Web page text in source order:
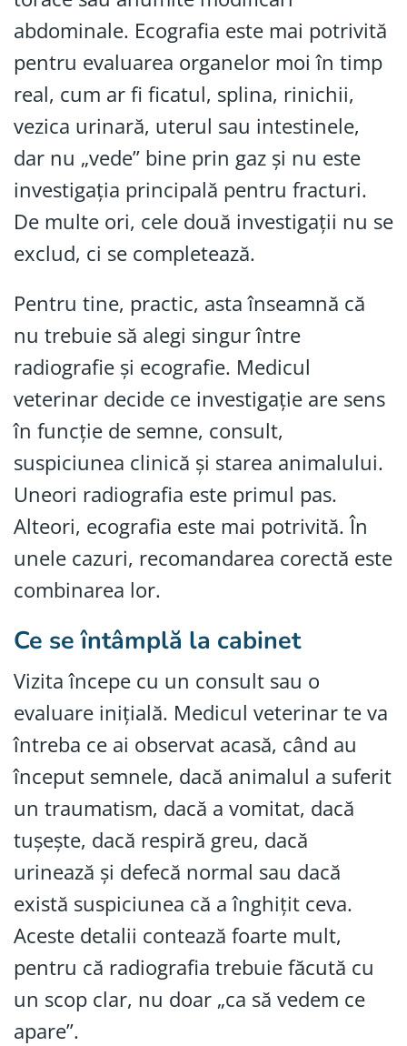
abdominale. Ecografia este mai potrivită
pentru evaluarea organelor moi în timp
real, cum ar fi ficatul, splina, rinichii,
vezica urinară, uterul sau intestinele,
dar nu „vede” bine prin gaz și nu este
investigația principală pentru fracturi.
De multe ori, cele două investigații nu se
exclud, ci se completează.
Pentru tine, practic, asta înseamnă că
nu trebuie să alegi singur între
radiografie și ecografie. Medicul
veterinar decide ce investigație are sens
în funcție de semne, consult,
suspiciunea clinică și starea animalului.
Uneori radiografia este primul pas.
Alteori, ecografia este mai potrivită. În
unele cazuri, recomandarea corectă este
combinarea lor.
Ce se întâmplă la cabinet
Vizita începe cu un consult sau o
evaluare inițială. Medicul veterinar te va
întreba ce ai observat acasă, când au
început semnele, dacă animalul a suferit
un traumatism, dacă a vomitat, dacă
tușește, dacă respiră greu, dacă
urinează și defecă normal sau dacă
există suspiciunea că a înghițit ceva.
Aceste detalii contează foarte mult,
pentru că radiografia trebuie făcută cu
un scop clar, nu doar „ca să vedem ce
apare”.